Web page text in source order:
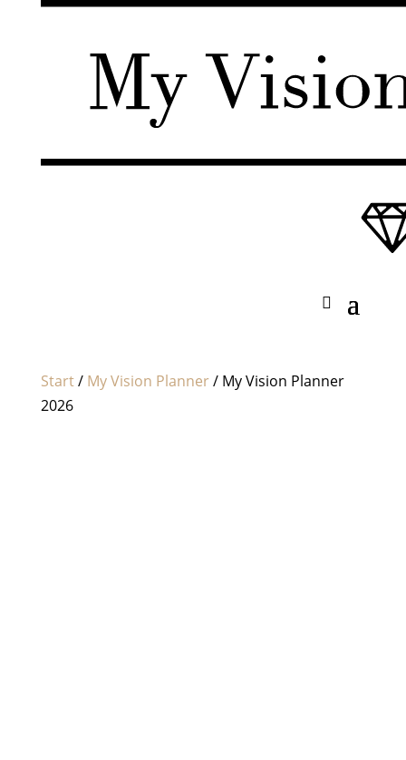
Start/ My Vision Planner/ My Vision Planner
2026